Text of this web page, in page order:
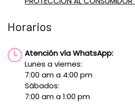
Horarios
Atención vía WhatsApp:
Lunes a viernes:
7:00 am a 4:00 pm
Sábados:
7:00 am a 1:00 pm